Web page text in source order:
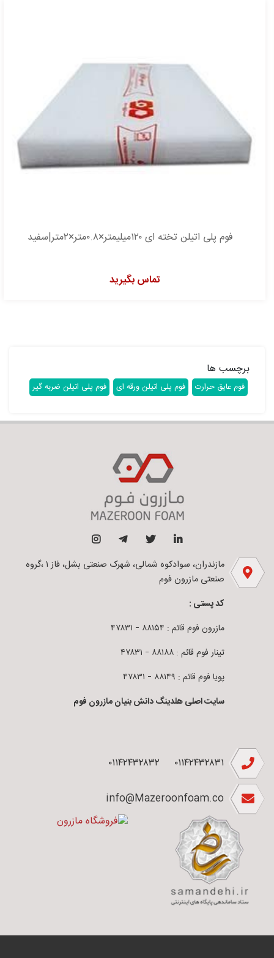
فوم پلی اتیلن تخته ای ۱۲۰میلیمتر×۰.۸متر×۲متر|سفید
تماس بگیرید
برچسب ها
فوم عایق حرارت فوم پلی اتیلن ورقه ای فوم پلی اتیلن ضربه گیر
مازندران، سوادکوه شمالی، شهرک صنعتی بشل، فاز ۱ ،گروه
صنعتی مازرون فوم
کد پستی :
مازرون فوم قائم : ۸۸۱۵۴ – ۴۷۸۳۱
تینار فوم قائم : ۸۸۱۸۸ – ۴۷۸۳۱
پویا فوم قائم : ۸۸۱۴۹ – ۴۷۸۳۱
سایت اصلی هلدینگ دانش بنیان مازرون فوم
۰۱۱۴۲۴۳۲۸۳۱ ۰۱۱۴۲۴۳۲۸۳۲
info@Mazeroonfoam.co